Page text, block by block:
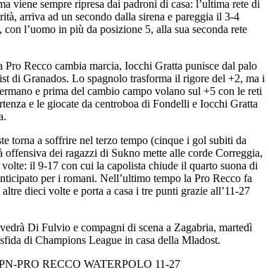
viene sempre ripresa dai padroni di casa: l’ultima rete di
arriva ad un secondo dalla sirena e pareggia il 3-4
l’uomo in più da posizione 5, alla sua seconda rete
Pro Recco cambia marcia, Iocchi Gratta punisce dal palo
di Granados. Lo spagnolo trasforma il rigore del +2, ma i
e prima del cambio campo volano sul +5 con le reti
e le giocate da centroboa di Fondelli e Iocchi Gratta
torna a soffrire nel terzo tempo (cinque i gol subiti da
offensiva dei ragazzi di Sukno mette alle corde Correggia,
volte: il 9-17 con cui la capolista chiude il quarto suona di
per i romani. Nell’ultimo tempo la Pro Recco fa
dieci volte e porta a casa i tre punti grazie all’11-27
Di Fulvio e compagni di scena a Zagabria, martedì
di Champions League in casa della Mladost.
PRO RECCO WATERPOLO 11-27